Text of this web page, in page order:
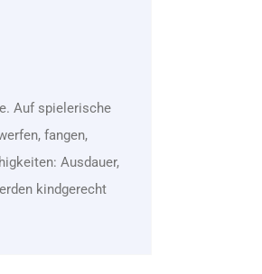
Auf spielerische
fangen,
Ausdauer,
kindgerecht